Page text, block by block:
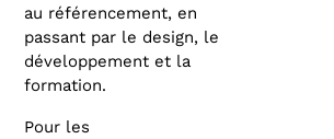
au référencement, en
passant par le design, le
développement et la
formation.
Pour les